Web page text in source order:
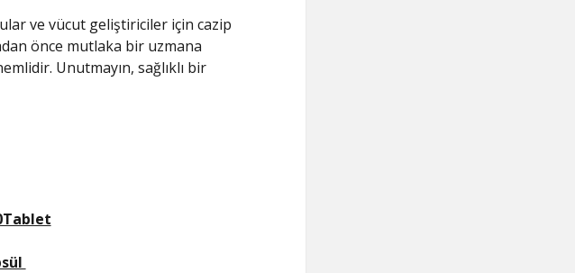
ve vücut geliştiriciler için cazip
önce mutlaka bir uzmana
Unutmayın, sağlıklı bir